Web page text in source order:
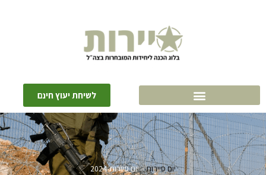
לשיחת יעוץ חינם
יום סיירות»יום סיירות 2024